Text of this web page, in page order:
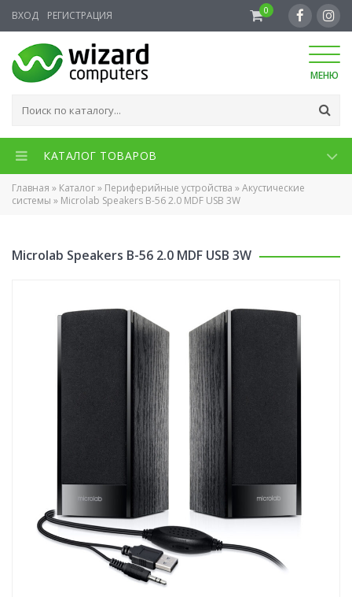
ВХОД РЕГИСТРАЦИЯ 0
МЕНЮ
КАТАЛОГ ТОВАРОВ
Главная » Каталог» Периферийные устройства »Акустические
системы » Microlab Speakers B-56 2.0 MDF USB 3W
Microlab Speakers B-56 2.0 MDF USB 3W